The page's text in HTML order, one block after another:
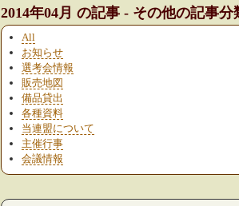
2014年04月 の記事 - その他の記事分
All
お知らせ
選考会情報
販売地図
備品貸出
各種資料
当連盟について
主催行事
会議情報